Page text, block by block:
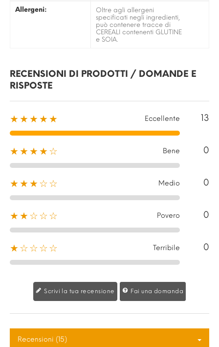
Allergeni:
Oltre agli allergeni
specificati negli ingredienti,
può contenere tracce di
CEREALI contenenti GLUTINE
e SOIA.
RECENSIONI DI PRODOTTI / DOMANDE E
RISPOSTE
★★★★★ Eccellente 13
★★★★☆ Bene 0
★★★☆☆ Medio 0
★★☆☆☆ Povero 0
★☆☆☆☆ Terribile 0
Scrivi la tua recensione Fai una domanda
Recensioni (15)